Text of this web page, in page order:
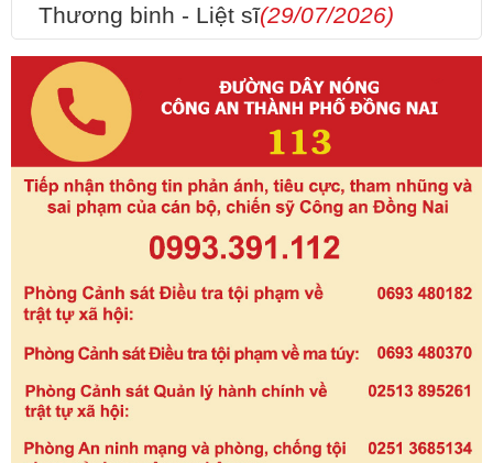
Thương binh - Liệt sĩ(29/07/2026)